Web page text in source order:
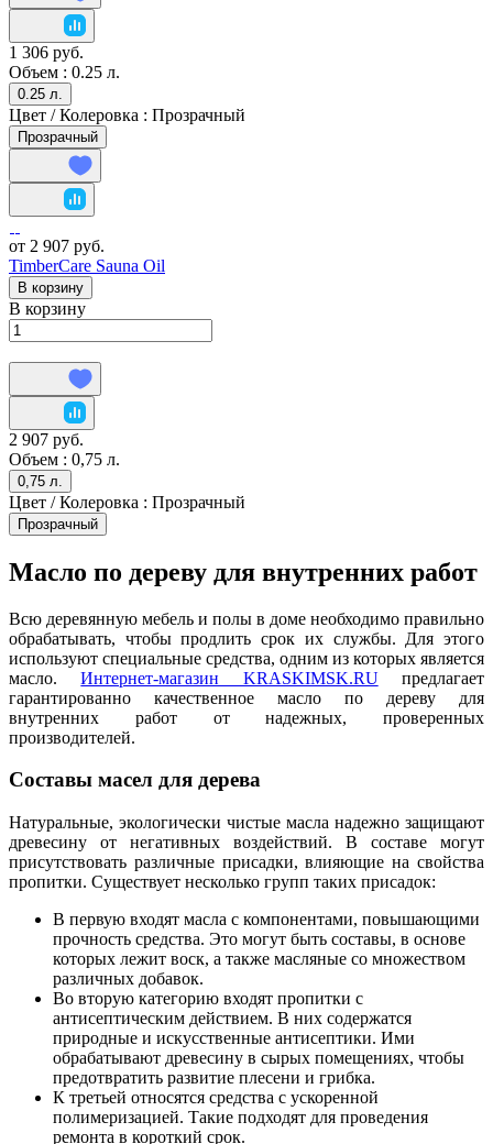
1 306 руб.
Объем : 0.25 л.
0.25 л.
Цвет / Колеровка : Прозрачный
Прозрачный
от 2 907 руб.
TimberCare Sauna Oil
В корзину
В корзину
2 907 руб.
Объем : 0,75 л.
0,75 л.
Цвет / Колеровка : Прозрачный
Прозрачный
Масло по дереву для внутренних работ
Всю деревянную мебель и полы в доме необходимо правильно
обрабатывать, чтобы продлить срок их службы. Для этого
используют специальные средства, одним из которых является
масло.Интернет-магазин KRASKIMSK.RUпредлагает
гарантированно качественное масло по дереву для
внутренних работ от надежных, проверенных
производителей.
Составы масел для дерева
Натуральные, экологически чистые масла надежно защищают
древесину от негативных воздействий. В составе могут
присутствовать различные присадки, влияющие на свойства
пропитки. Существует несколько групп таких присадок:
В первую входят масла с компонентами, повышающими
прочность средства. Это могут быть составы, в основе
которых лежит воск, а также масляные со множеством
различных добавок.
Во вторую категорию входят пропитки с
антисептическим действием. В них содержатся
природные и искусственные антисептики. Ими
обрабатывают древесину в сырых помещениях, чтобы
предотвратить развитие плесени и грибка.
К третьей относятся средства с ускоренной
полимеризацией. Такие подходят для проведения
ремонта в короткий срок.